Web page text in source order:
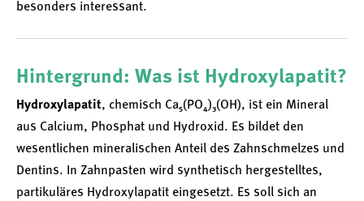
besonders interessant.
Hintergrund: Was ist Hydroxylapatit?
Hydroxylapatit, chemisch Ca₅(PO₄)₃(OH), ist ein Mineral
aus Calcium, Phosphat und Hydroxid. Es bildet den
wesentlichen mineralischen Anteil des Zahnschmelzes und
Dentins. In Zahnpasten wird synthetisch hergestelltes,
partikuläres Hydroxylapatit eingesetzt. Es soll sich an